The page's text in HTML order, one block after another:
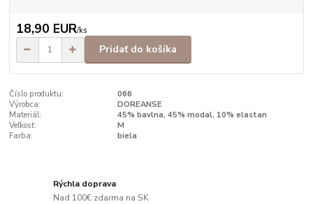
18,90 EUR/ks
Pridať do košíka
Číslo produktu:
066
Výrobca:
DOREANSE
Materiál:
45% bavlna, 45% modal, 10% elastan
Veľkosť:
M
Farba:
biela
Rýchla doprava
Nad 100€ zdarma na SK